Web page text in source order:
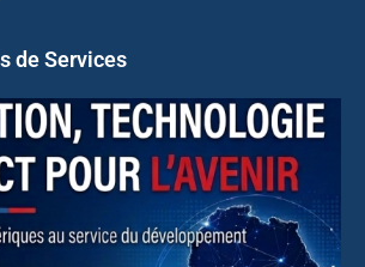
de Services